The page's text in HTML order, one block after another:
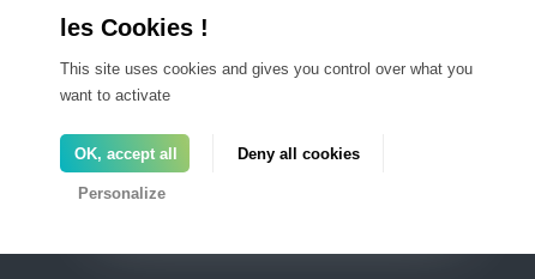
This site uses cookies and gives you control over what you
want to activate
OK, accept all Deny all cookies
Personalize